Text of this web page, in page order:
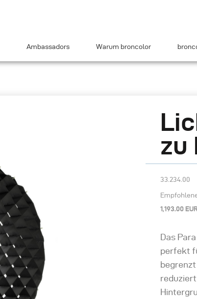
Ambassadors Warum broncolor
zu
33.234.00
1,193.00
Das
perfekt
begrenzt